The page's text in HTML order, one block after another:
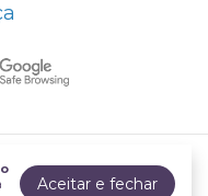
Aceitar e fechar